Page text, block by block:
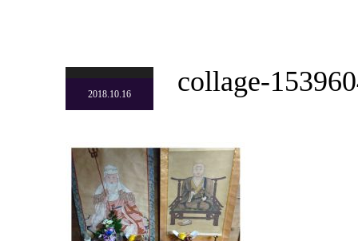
2018.10.16 collage-